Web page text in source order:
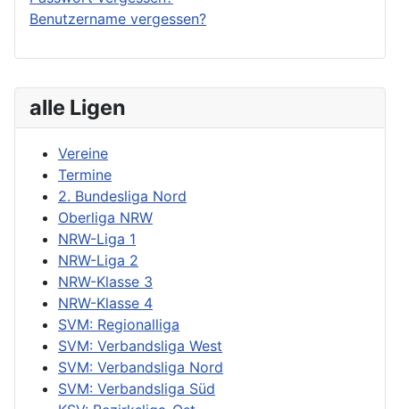
alle Ligen
Vereine
Termine
2. Bundesliga Nord
Oberliga NRW
NRW-Liga 1
NRW-Liga 2
NRW-Klasse 3
NRW-Klasse 4
SVM: Regionalliga
SVM: Verbandsliga West
SVM: Verbandsliga Nord
SVM: Verbandsliga Süd
Benutzername vergessen?